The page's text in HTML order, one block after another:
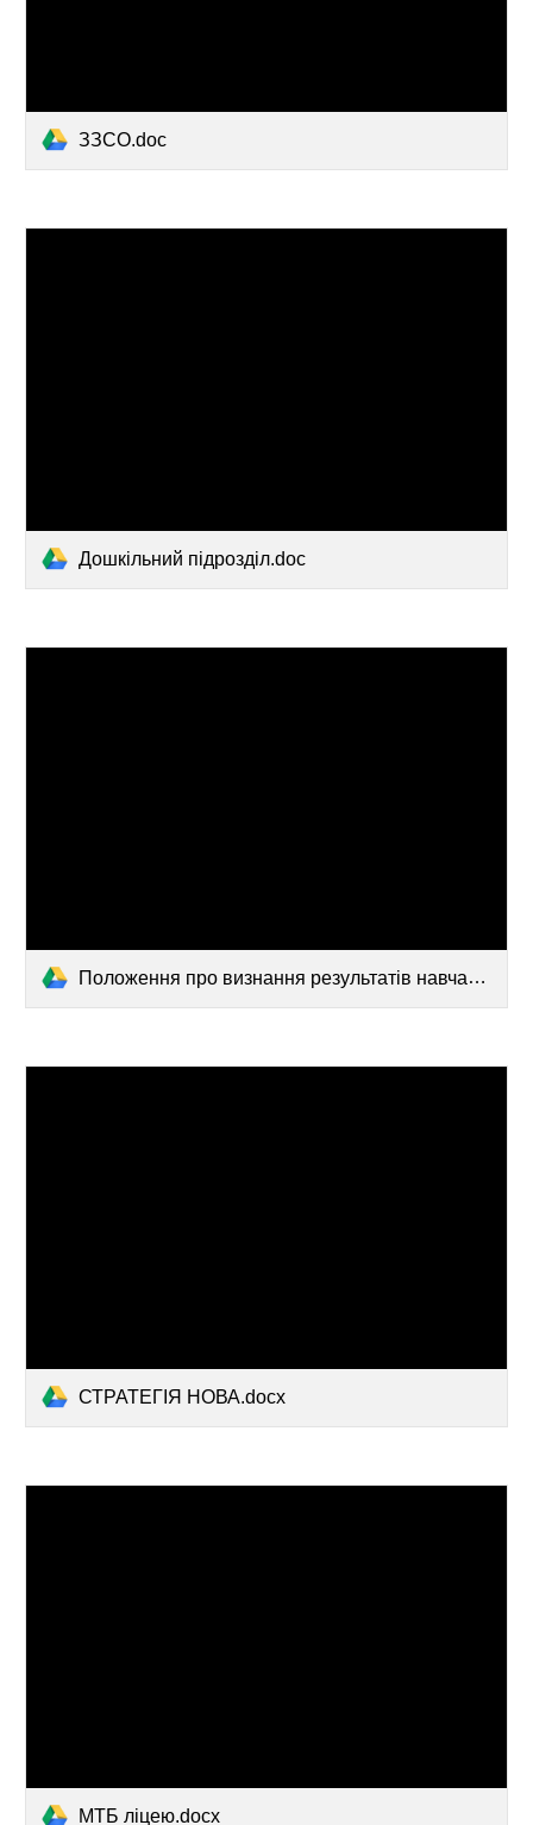
ЗЗСО.doc
Дошкільний підрозділ.doc
Положення про визнання результатів навчання педпрацівників 2022.docx
СТРАТЕГІЯ НОВА.docx
МТБ ліцею.docx